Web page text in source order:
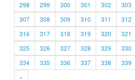
298
299 300 301 302 303
307
308 309 310 311 312
316
317 318 319 320 321
325
326 327 328 329 330
334
335 336 337 338 339
»